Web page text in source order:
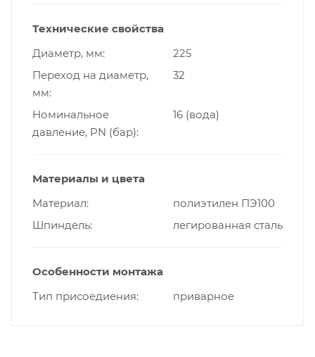
Технические свойства
Диаметр, мм
225
Переход на диаметр,
мм
32
Номинальное
давление, PN (бар)
16 (вода)
Материалы и цвета
Материал
полиэтилен ПЭ100
Шпиндель
легированная сталь
Особенности монтажа
Тип присоедиения
приварное